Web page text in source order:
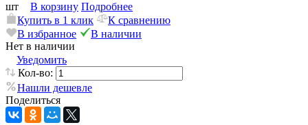
шт
В корзину Подробнее
Купить в 1 клик
К сравнению
В избранное
В наличии
Нет в наличии
Уведомить
Кол-во:
Нашли дешевле
Поделиться